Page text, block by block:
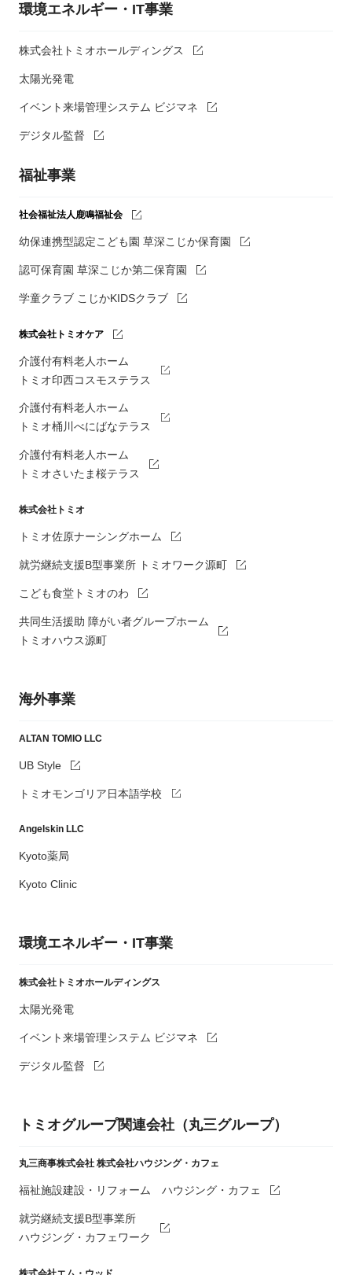
環境エネルギー・IT事業
株式会社トミオホールディングス
太陽光発電
イベント来場管理システム ビジマネ
デジタル監督
福祉事業
社会福祉法人鹿鳴福祉会
幼保連携型認定こども園 草深こじか保育園
認可保育園 草深こじか第二保育園
学童クラブ こじかKIDSクラブ
株式会社トミオケア
介護付有料老人ホーム
トミオ印西コスモステラス
介護付有料老人ホーム
トミオ桶川べにばなテラス
介護付有料老人ホーム
トミオさいたま桜テラス
株式会社トミオ
トミオ佐原ナーシングホーム
就労継続支援B型事業所 トミオワーク源町
こども食堂トミオのわ
共同生活援助 障がい者グループホーム
トミオハウス源町
海外事業
ALTAN TOMIO LLC
UB Style
トミオモンゴリア日本語学校
Angelskin LLC
Kyoto薬局
Kyoto Clinic
環境エネルギー・IT事業
株式会社トミオホールディングス
太陽光発電
イベント来場管理システム ビジマネ
デジタル監督
トミオグループ関連会社（丸三グループ）
丸三商事株式会社 株式会社ハウジング・カフェ
福祉施設建設・リフォーム ハウジング・カフェ
就労継続支援B型事業所
ハウジング・カフェワーク